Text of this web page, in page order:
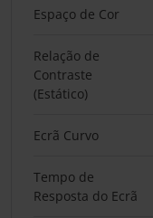
Espaço de Cor
Relação de
Contraste
(Estático)
Ecrã Curvo
Tempo de
Resposta do Ecrã